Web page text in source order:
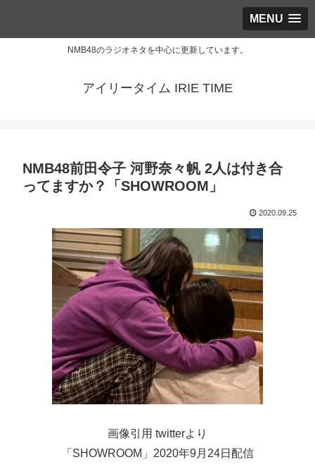
MENU
NMB48のラジオネタを中心に更新しています。
アイリータイム IRIE TIME
NMB48前田令子 河野奈々帆 2人は付き合
ってますか？「SHOWROOM」
2020.09.25
画像引用 twitterより
「SHOWROOM」2020年9月24日配信